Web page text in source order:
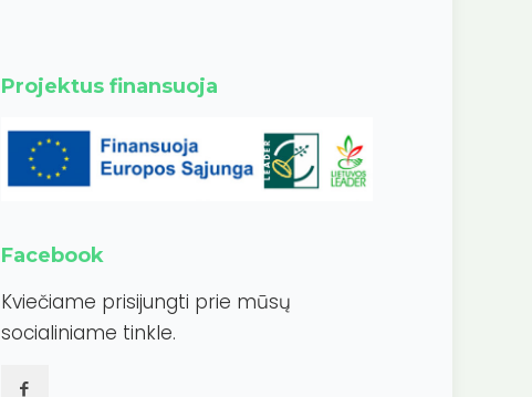
Projektus finansuoja
Facebook
Kviečiame prisijungti prie mūsų
socialiniame tinkle.